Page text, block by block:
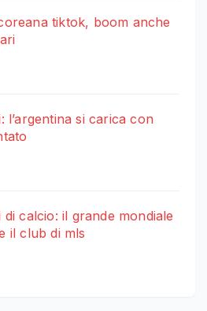
tiktok, boom anche
l’argentina si carica con
di calcio: il grande mondiale
il club di mls